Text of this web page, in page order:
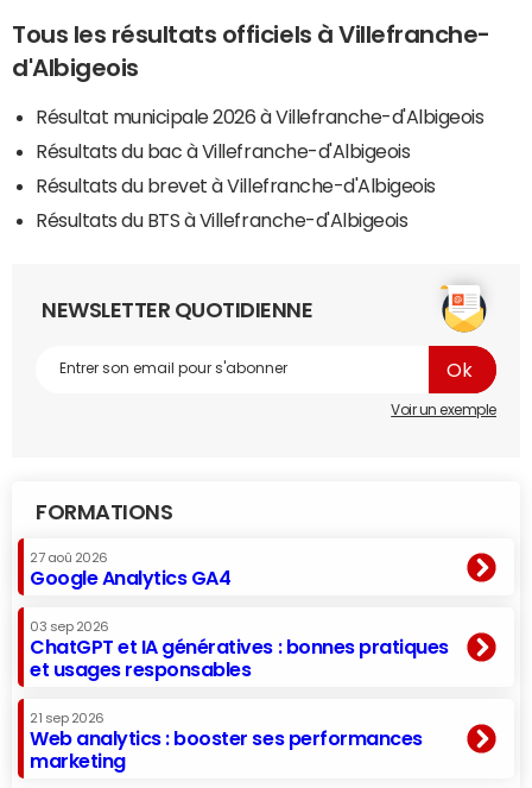
Tous les résultats officiels à Villefranche-
d'Albigeois
Résultat municipale 2026 à Villefranche-d'Albigeois
Résultats du bac à Villefranche-d'Albigeois
Résultats du brevet à Villefranche-d'Albigeois
Résultats du BTS à Villefranche-d'Albigeois
NEWSLETTER QUOTIDIENNE
Voir un exemple
FORMATIONS
27 aoû 2026
Google Analytics GA4
03 sep 2026
ChatGPT et IA génératives : bonnes pratiques
et usages responsables
21 sep 2026
Web analytics : booster ses performances
marketing